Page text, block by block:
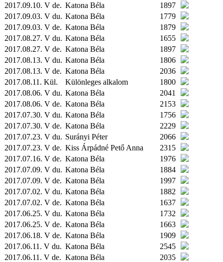
2017.09.10. V de. Katona Béla
1897
2017.09.03. V du. Katona Béla
1779
2017.09.03. V de. Katona Béla
1879
2017.08.27. V du. Katona Béla
1655
2017.08.27. V de. Katona Béla
1897
2017.08.13. V du. Katona Béla
1806
2017.08.13. V de. Katona Béla
2036
2017.08.11. Kül. Különleges alkalom
1800
2017.08.06. V du. Katona Béla
2041
2017.08.06. V de. Katona Béla
2153
2017.07.30. V du. Katona Béla
1756
2017.07.30. V de. Katona Béla
2229
2017.07.23. V du. Surányi Péter
2066
2017.07.23. V de. Kiss Árpádné Pető Anna
2315
2017.07.16. V de. Katona Béla
1976
2017.07.09. V du. Katona Béla
1884
2017.07.09. V de. Katona Béla
1997
2017.07.02. V du. Katona Béla
1882
2017.07.02. V de. Katona Béla
1637
2017.06.25. V du. Katona Béla
1732
2017.06.25. V de. Katona Béla
1663
2017.06.18. V de. Katona Béla
1909
2017.06.11. V du. Katona Béla
2545
2017.06.11. V de. Katona Béla
2035